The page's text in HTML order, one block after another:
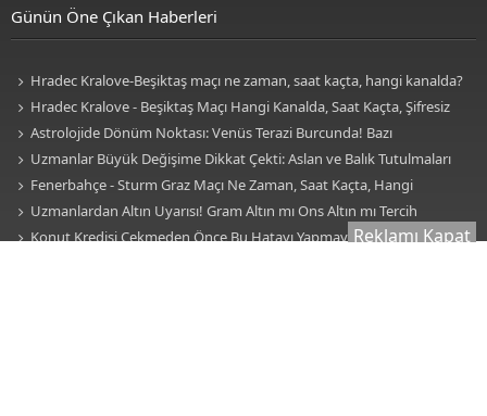
Günün Öne Çıkan Haberleri
Hradec Kralove-Beşiktaş maçı ne zaman, saat kaçta, hangi kanalda?
BJK Avrupa Ligi maçı şifresiz kanalda mı? Hradec Kralove-Beşiktaş maçı
şifresiz, HD canlı yayın
Hradec Kralove - Beşiktaş Maçı Hangi Kanalda, Saat Kaçta, Şifresiz
Mi? Avrupa Ligi 3. Ön Eleme Maçı Muhtemel 11'ler... Hradec Kralove-
Beşiktaş Maçı Şifresiz, HD Canlı Yayın
Astrolojide Dönüm Noktası: Venüs Terazi Burcunda! Bazı
Sektörlerde Dengeler Değişecek...
Uzmanlar Büyük Değişime Dikkat Çekti: Aslan ve Balık Tutulmaları
Neleri Değiştirecek?
Fenerbahçe - Sturm Graz Maçı Ne Zaman, Saat Kaçta, Hangi
Kanalda? TV100 Şifresiz Canlı Maç İzle
Uzmanlardan Altın Uyarısı! Gram Altın mı Ons Altın mı Tercih
Edilmeli?
Konut Kredisi Çekmeden Önce Bu Hatayı Yapmayın! Sonradan
Reklamı Kapat